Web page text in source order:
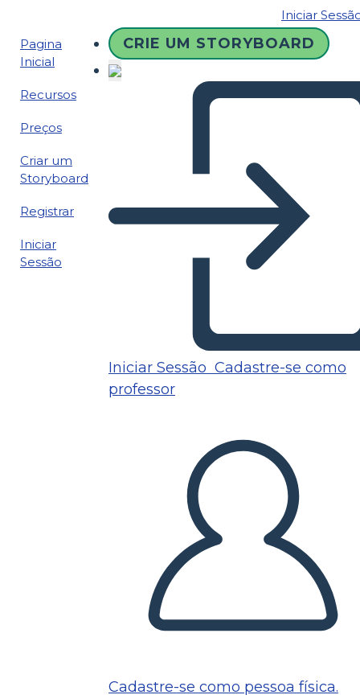
Iniciar
Pagina
Inicial
Recursos
Preços
Criar um
Storyboard
Registrar
Iniciar
Sessão
CRIE UM STORYBOARD
Iniciar Sessão Cadastre-se como
professor
Cadastre-se como pessoa física.